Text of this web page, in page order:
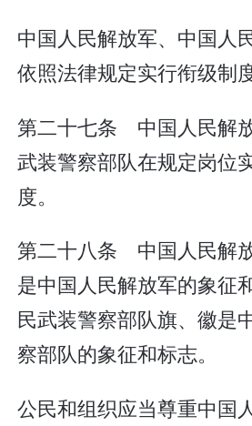
中国人民解放军、中国人
依照法律规定实行衔级制度
第二十七条 中国人民解
武装警察部队在规定岗位
度。
第二十八条 中国人民解
是中国人民解放军的象征
民武装警察部队旗、徽是
察部队的象征和标志。
公民和组织应当尊重中国